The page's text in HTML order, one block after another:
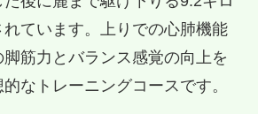
ています。上りでの心肺機能
筋力とバランス感覚の向上を
なトレーニングコースです。